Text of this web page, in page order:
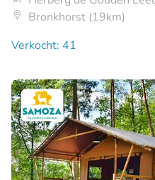
Bronkhorst (19km)
Verkocht: 41